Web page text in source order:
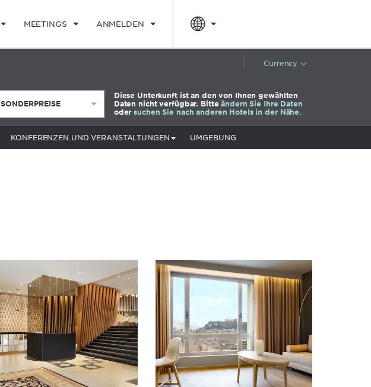
MEETINGS ANMELDEN
Currency
SONDERPREISE
Diese Unterkunft ist an den von Ihnen gewählten
Daten nicht verfügbar. Bitteändern Sie Ihre Daten
odersuchen Sie nach anderen Hotels in der Nähe.
KONFERENZEN UND VERANSTALTUNGEN UMGEBUNG